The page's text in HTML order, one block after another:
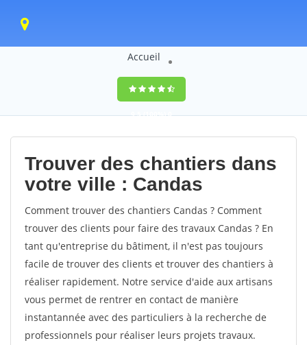
Accueil
9,5(100%)0
votes
Trouver des chantiers dans
votre ville : Candas
Comment trouver des chantiers Candas ? Comment
trouver des clients pour faire des travaux Candas ? En
tant qu'entreprise du bâtiment, il n'est pas toujours
facile de trouver des clients et trouver des chantiers à
réaliser rapidement. Notre service d'aide aux artisans
vous permet de rentrer en contact de manière
instantannée avec des particuliers à la recherche de
professionnels pour réaliser leurs projets travaux.